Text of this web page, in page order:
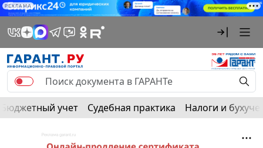
РЕКЛАМА
Бюджетный учет Судебная практика Налоги и